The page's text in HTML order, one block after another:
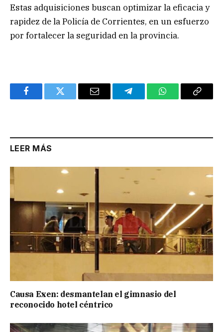
Estas adquisiciones buscan optimizar la eficacia y
rapidez de la Policía de Corrientes, en un esfuerzo
por fortalecer la seguridad en la provincia.
FacebookTwitter Email TelegramWhatsAppCopy
LEER MÁS
Causa Exen: desmantelan el gimnasio del
reconocido hotel céntrico